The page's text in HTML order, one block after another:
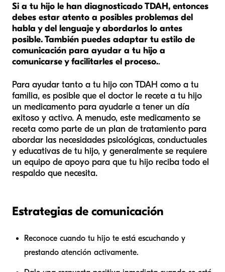
Si a tu hijo le han diagnosticado TDAH, entonces
debes estar atento a posibles problemas del
habla y del lenguaje y abordarlos lo antes
posible. También puedes adaptar tu estilo de
comunicación para ayudar a tu hijo a
comunicarse y facilitarles el proceso..
Para ayudar tanto a tu hijo con TDAH como a tu
familia, es posible que el doctor le recete a tu hijo
un medicamento para ayudarle a tener un día
exitoso y activo. A menudo, este medicamento se
receta como parte de un plan de tratamiento para
abordar las necesidades psicológicas, conductuales
y educativas de tu hijo, y generalmente se requiere
un equipo de apoyo para que tu hijo reciba todo el
respaldo que necesita.
Estrategias de comunicación
Reconoce cuando tu hijo te está escuchando y
prestando atención activamente.